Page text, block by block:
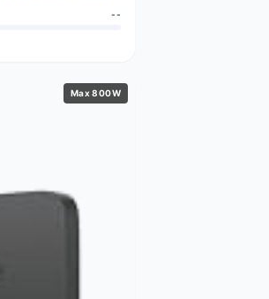
--
Max 800W